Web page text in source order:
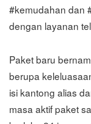
#kemudahan dan
dengan layanan
Paket baru
berupa
isi kantong alias
masa aktif paket